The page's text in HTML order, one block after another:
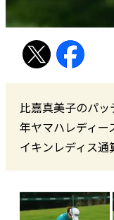
比嘉真美子のパ
年ヤマハレディー
イキンレディス